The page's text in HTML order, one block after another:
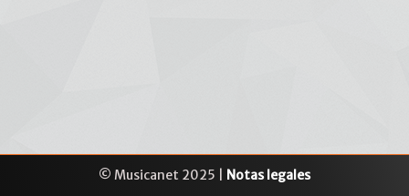
© Musicanet 2025 | Notas legales